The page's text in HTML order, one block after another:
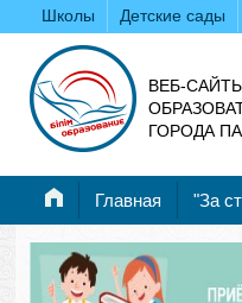
Школы Детские сады
ВЕБ-
ГОРОДА
Главная "За